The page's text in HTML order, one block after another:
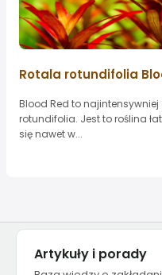
Rotala rotundifolia
Blood Red to
rotundifolia. Jest to roślina
się nawet w...
Artykuły i porady